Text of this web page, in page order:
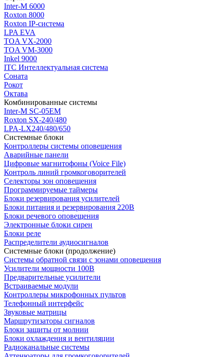
Inter-M 6000
Roxton 8000
Roxton IP-система
LPA EVA
TOA VX-2000
TOA VM-3000
Inkel 9000
ITC Интеллектуальная система
Соната
Рокот
Октава
Комбинированные системы
Inter-M SC-05EM
Roxton SX-240/480
LPA-LX240/480/650
Системные блоки
Контроллеры системы оповещения
Аварийные панели
Цифровые магнитофоны (Voice File)
Контроль линий громкоговорителей
Селекторы зон оповещения
Программируемые таймеры
Блоки резервирования усилителей
Блоки питания и резервирования 220В
Блоки речевого оповещения
Электронные блоки сирен
Блоки реле
Распределители аудиосигналов
Системные блоки (продолжение)
Системы обратной связи с зонами оповещения
Усилители мощности 100В
Предварительные усилители
Встраиваемые модули
Контроллеры микрофонных пультов
Телефонный интерфейс
Звуковые матрицы
Маршрутизаторы сигналов
Блоки защиты от молнии
Блоки охлаждения и вентиляции
Радиоканальные системы